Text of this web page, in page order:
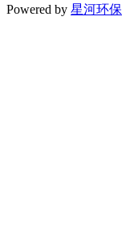
Powered by 星河环保